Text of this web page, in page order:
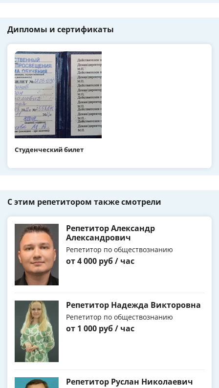
Дипломы и сертификаты
Студенческий билет
С этим репетитором также смотрели
Репетитор Александр
Александрович
Репетитор по обществознанию
от 4 000 руб / час
Репетитор Надежда Викторовна
Репетитор по обществознанию
от 1 000 руб / час
Репетитор Руслан Николаевич